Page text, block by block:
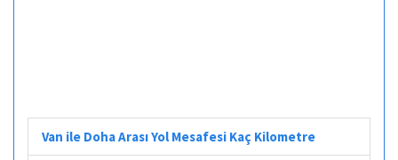
Van ile Doha Arası Yol Mesafesi Kaç Kilometre